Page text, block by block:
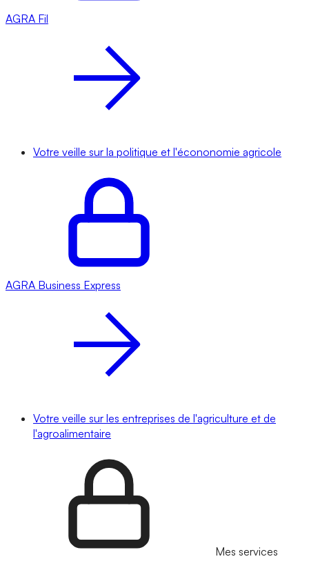
AGRA Fil
Votre veille sur la politique et l'écononomie agricole
AGRA Business Express
Votre veille sur les entreprises de l'agriculture et de
l'agroalimentaire
Mes services